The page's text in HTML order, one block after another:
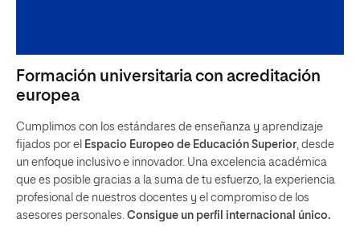
Formación universitaria con acreditación
europea
Cumplimos con los estándares de enseñanza y aprendizaje
fijados por el Espacio Europeo de Educación Superior, desde
un enfoque inclusivo e innovador. Una excelencia académica
que es posible gracias a la suma de tu esfuerzo, la experiencia
profesional de nuestros docentes y el compromiso de los
asesores personales. Consigue un perfil internacional único.